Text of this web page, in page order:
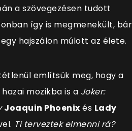
a szövegezésen tudott
így is megmenekült, bár
hajszálon múlott az élete.
említsük meg, hogy a
mozikba is a Joker:
Joaquin Phoenix és Lady
Ti terveztek elmenni rá?